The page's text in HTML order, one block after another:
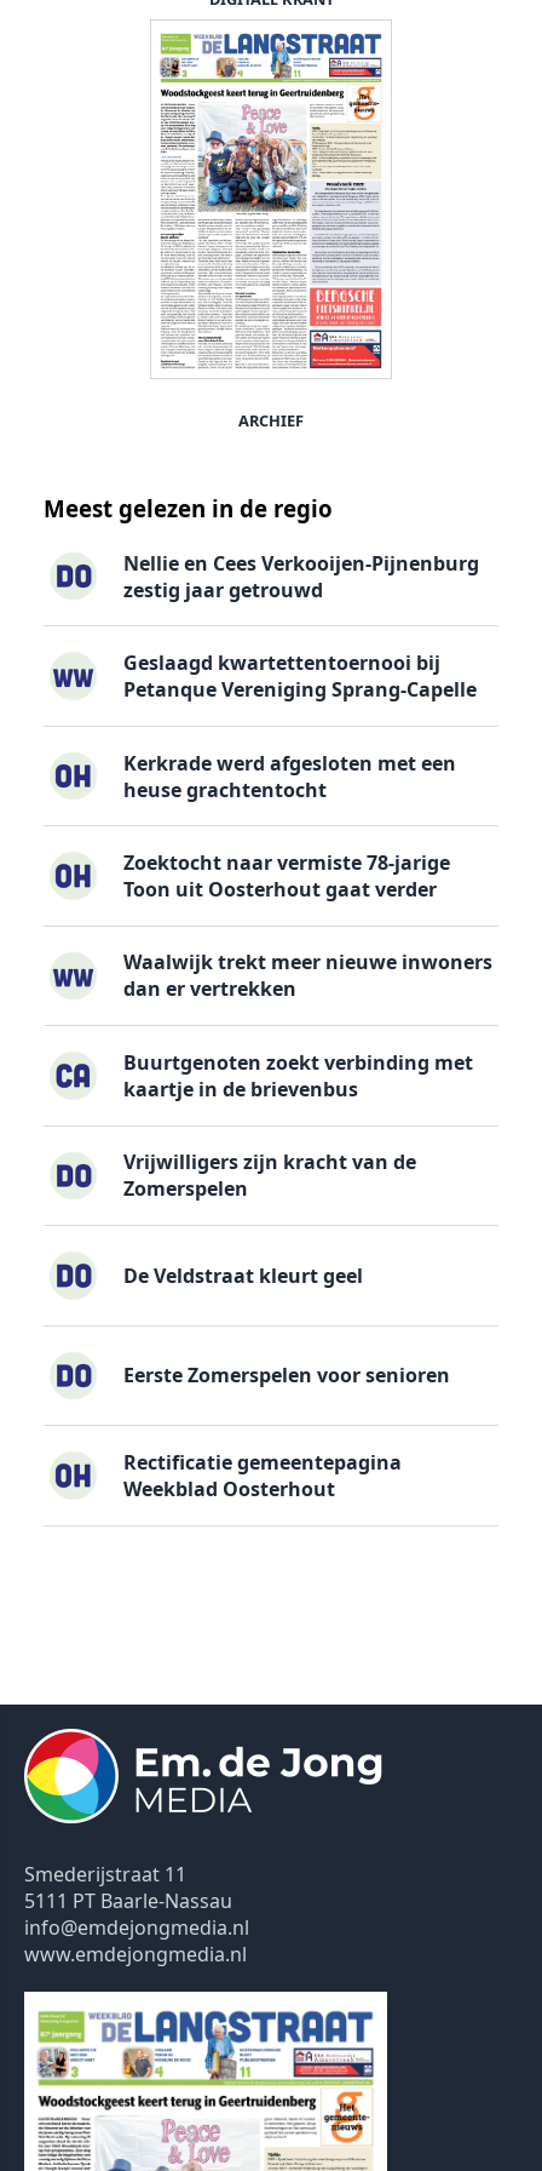
ARCHIEF
Meest gelezen in de regio
Nellie en Cees Verkooijen-Pijnenburg
zestig jaar getrouwd
Geslaagd kwartettentoernooi bij
Petanque Vereniging Sprang-Capelle
Kerkrade werd afgesloten met een
heuse grachtentocht
Zoektocht naar vermiste 78-jarige
Toon uit Oosterhout gaat verder
Waalwijk trekt meer nieuwe inwoners
dan er vertrekken
Buurtgenoten zoekt verbinding met
kaartje in de brievenbus
Vrijwilligers zijn kracht van de
Zomerspelen
De Veldstraat kleurt geel
Eerste Zomerspelen voor senioren
Rectificatie gemeentepagina
Weekblad Oosterhout
Smederijstraat 11
5111 PT Baarle-Nassau
info@emdejongmedia.nl
www.emdejongmedia.nl